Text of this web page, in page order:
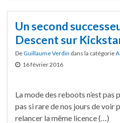
Un second
Descent sur
DeGuillaume Verdin dans la catégorie
16 février 2016
La mode des reboots n’est pas
pas si rare de nos jours de voir
relancer la même licence (…)